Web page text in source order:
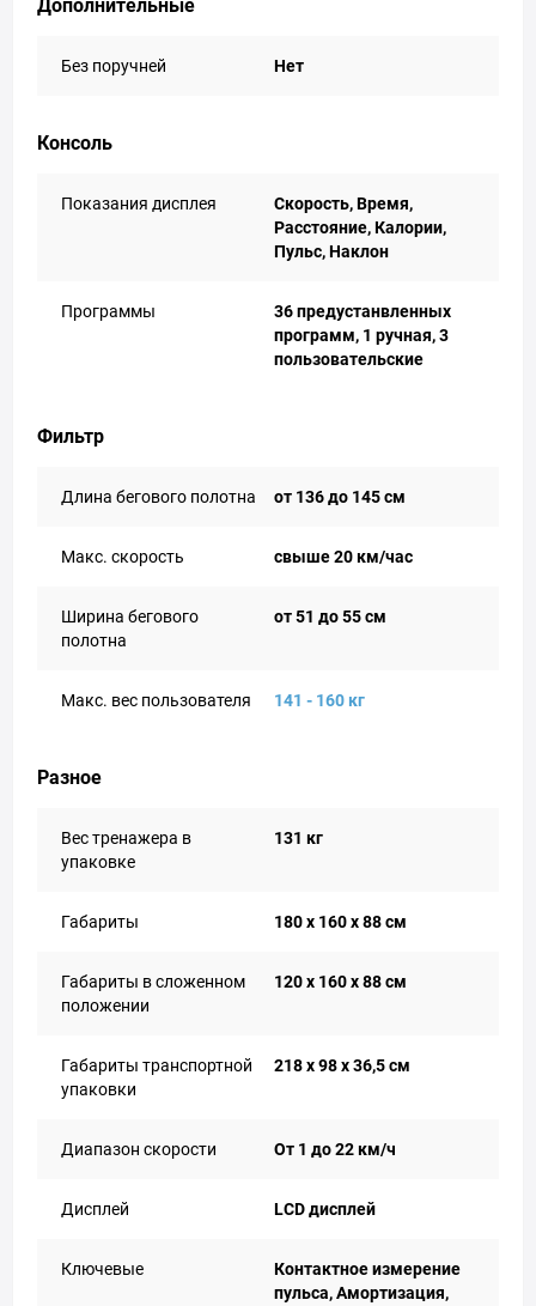
Дополнительные
Без поручней Нет
Консоль
Показания дисплея
Скорость, Время,
Расстояние, Калории,
Пульс, Наклон
Программы
36 предустанвленных
программ, 1 ручная, 3
пользовательские
Фильтр
Длина бегового полотна от 136 до 145 см
Макс. скорость свыше 20 км/час
Ширина бегового
полотна
от 51 до 55 см
Макс. вес пользователя 141 - 160 кг
Разное
Вес тренажера в
упаковке
131 кг
Габариты 180 x 160 х 88 см
Габариты в сложенном
положении
120 х 160 х 88 см
Габариты транспортной
упаковки
218 х 98 х 36,5 см
Диапазон скорости От 1 до 22 км/ч
Дисплей LCD дисплей
Ключевые
Контактное измерение
пульса, Амортизация,